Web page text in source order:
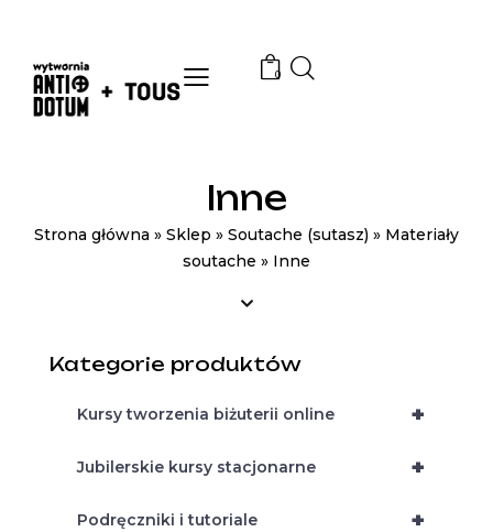
0
Inne
Strona główna » Sklep » Soutache (sutasz) » Materiały
soutache » Inne
Kategorie produktów
+
Kursy tworzenia biżuterii online
+
Jubilerskie kursy stacjonarne
+
Podręczniki i tutoriale